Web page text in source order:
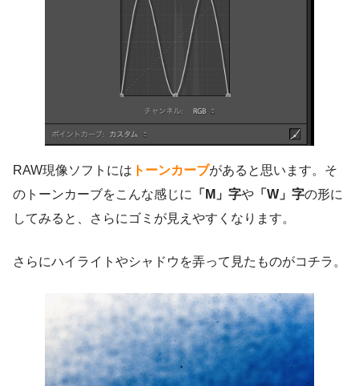
RAW現像ソフトには トーンカーブがあると思います。そ
のトーンカーブをこんな感じに
「M」字や 「W」字の形に
してみると、さらにゴミが見えやすくなります。
さらにハイライトやシャドウを弄って見たものがコチラ。